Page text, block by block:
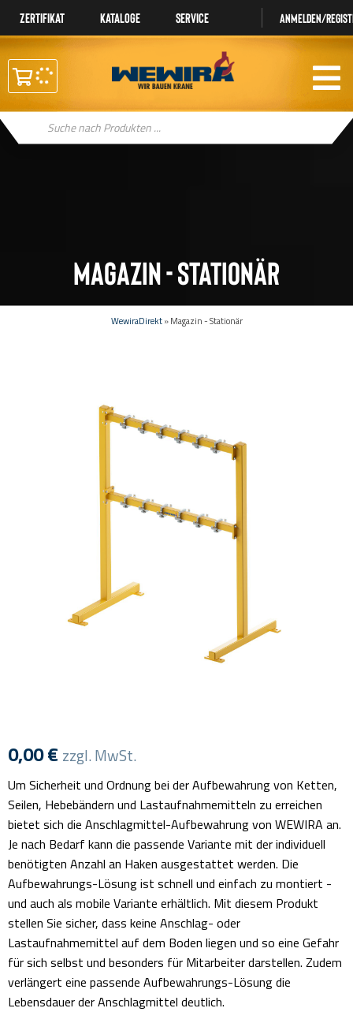
Zertifikat Kataloge Service Anmelden/
Products
search
Magazin - Stationär
WewiraDirekt»Magazin - Stationär
0,00€ zzgl. MwSt.
Um Sicherheit und Ordnung bei der Aufbewahrung von Ketten,
Seilen, Hebebändern und Lastaufnahmemitteln zu erreichen
bietet sich die Anschlagmittel-Aufbewahrung von WEWIRA an.
Je nach Bedarf kann die passende Variante mit der individuell
benötigten Anzahl an Haken ausgestattet werden. Die
Aufbewahrungs-Lösung ist schnell und einfach zu montiert -
und auch als mobile Variante erhältlich. Mit diesem Produkt
stellen Sie sicher, dass keine Anschlag- oder
Lastaufnahmemittel auf dem Boden liegen und so eine Gefahr
für sich selbst und besonders für Mitarbeiter darstellen. Zudem
verlängert eine passende Aufbewahrungs-Lösung die
Lebensdauer der Anschlagmittel deutlich.